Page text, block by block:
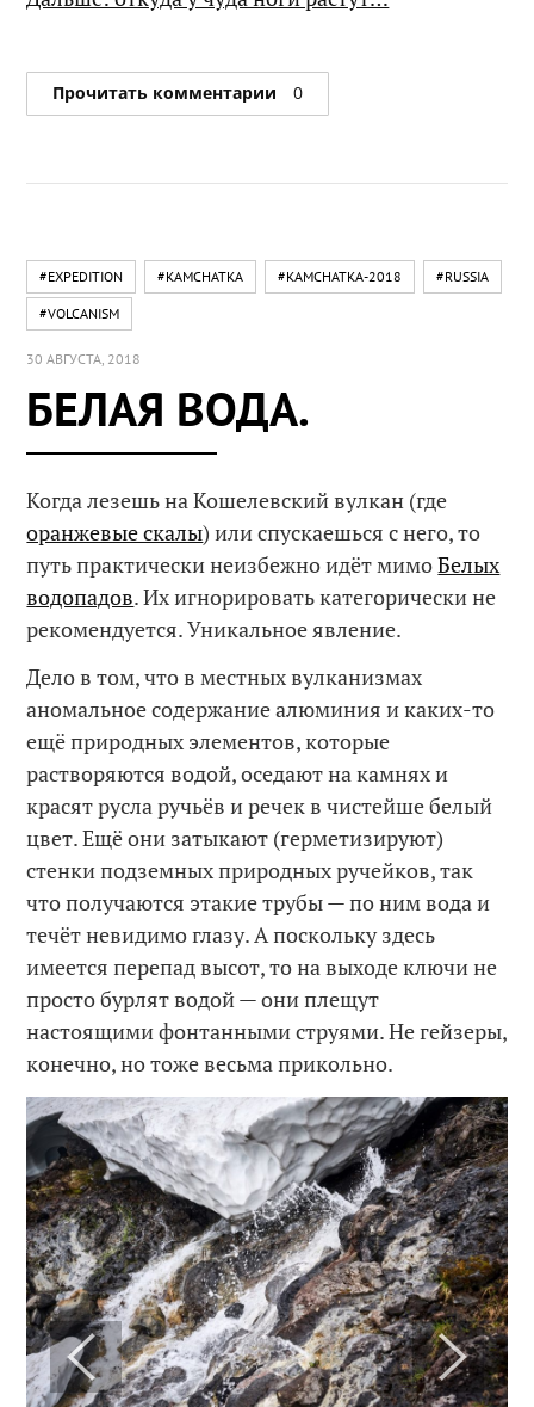
Прочитать комментарии 0
#EXPEDITION #KAMCHATKA #KAMCHATKA-2018 #RUSSIA
#VOLCANISM
30 АВГУСТА, 2018
БЕЛАЯ ВОДА.
Когда лезешь на Кошелевский вулкан (где
оранжевые скалы) или спускаешься с него, то
путь практически неизбежно идёт мимоБелых
водопадов. Их игнорировать категорически не
рекомендуется. Уникальное явление.
Дело в том, что в местных вулканизмах
аномальное содержание алюминия и каких-то
ещё природных элементов, которые
растворяются водой, оседают на камнях и
красят русла ручьёв и речек в чистейше белый
цвет. Ещё они затыкают (герметизируют)
стенки подземных природных ручейков, так
что получаются этакие трубы — по ним вода и
течёт невидимо глазу. А поскольку здесь
имеется перепад высот, то на выходе ключи не
просто бурлят водой — они плещут
настоящими фонтанными струями. Не гейзеры,
конечно, но тоже весьма прикольно.